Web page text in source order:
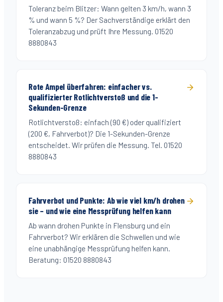
Toleranz beim Blitzer: Wann gelten 3 km/h, wann 3
% und wann 5 %? Der Sachverständige erklärt den
Toleranzabzug und prüft Ihre Messung. 01520
8880843
Rote Ampel überfahren: einfacher vs.
qualifizierter Rotlichtverstoß und die 1-
Sekunden-Grenze
Rotlichtverstoß: einfach (90 €) oder qualifiziert
(200 €, Fahrverbot)? Die 1-Sekunden-Grenze
entscheidet. Wir prüfen die Messung. Tel. 01520
8880843
Fahrverbot und Punkte: Ab wie viel km/h drohen
sie – und wie eine Messprüfung helfen kann
Ab wann drohen Punkte in Flensburg und ein
Fahrverbot? Wir erklären die Schwellen und wie
eine unabhängige Messprüfung helfen kann.
Beratung: 01520 8880843